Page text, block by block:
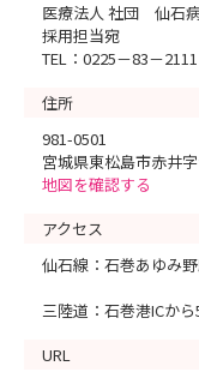
医療法人 社団 仙石
採用担当宛
TEL：0225－83－2111
住所
981-0501
宮城県東松島市赤井
地図を確認する
アクセス
仙石線：石巻あゆみ
三陸道：石巻港ICか
URL